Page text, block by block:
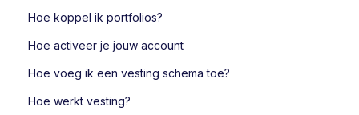
Hoe koppel ik portfolios?
Hoe activeer je jouw account
Hoe voeg ik een vesting schema toe?
Hoe werkt vesting?